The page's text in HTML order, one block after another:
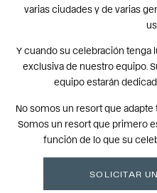
varias ciudades y de varias
Y cuando su celebración tenga
exclusiva de nuestro equipo.
equipo estarán
No somos un resort que
Somos un resort que primero
función de lo que su
SOLICITAR